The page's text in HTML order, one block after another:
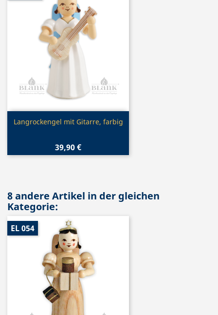
Vorschau
Langrockengel mit Gitarre, farbig
39,90 €
8 andere Artikel in der gleichen
Kategorie:
EL 054